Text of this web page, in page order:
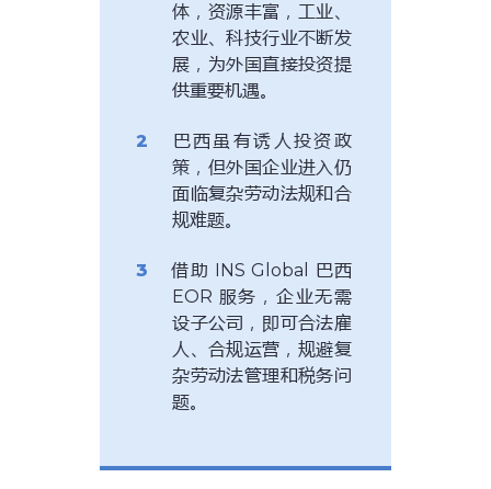
体，资源丰富，工业、
农业、科技行业不断发
展，为外国直接投资提
供重要机遇。
巴西虽有诱人投资政
策，但外国企业进入仍
面临复杂劳动法规和合
规难题。
借助 INS Global 巴西
EOR 服务，企业无需
设子公司，即可合法雇
人、合规运营，规避复
杂劳动法管理和税务问
题。